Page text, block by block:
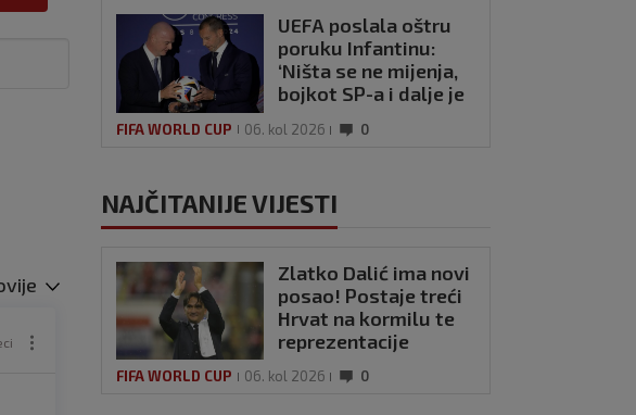
UEFA poslala oštru
poruku Infantinu:
‘Ništa se ne mijenja,
bojkot SP-a i dalje je
FIFA WORLD CUP 06. kol 2026 0
NAJČITANIJE VIJESTI
Zlatko Dalić ima novi
posao! Postaje treći
Hrvat na kormilu te
reprezentacije
FIFA WORLD CUP 06. kol 2026 0